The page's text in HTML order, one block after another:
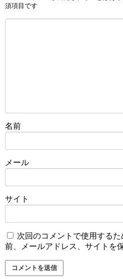
須項目です
名前
メール
サイト
次回のコメントで使用する
前、メールアドレス、サイトを